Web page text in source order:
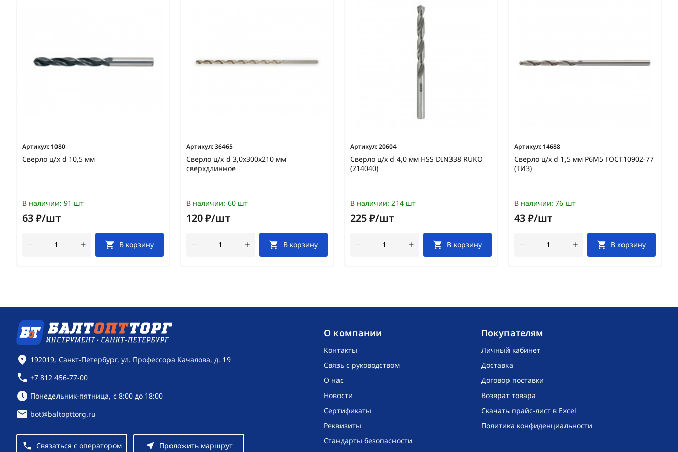
Артикул: 1080
Сверло ц/х d 10,5 мм
В наличии: 91 шт
63 ₽/шт
В корзину
Артикул:36465
Сверло ц/х d 3,0х300х210 мм
сверхдлинное
В наличии: 60 шт
120 ₽/шт
В корзину
Артикул:20604
Сверло ц/х d 4,0 мм HSS DIN338 RUKO
(214040)
В наличии: 214 шт
225 ₽/шт
В корзину
Артикул: 14688
Сверло ц/х d 1,5 мм Р6М5 ГОСТ10902-77
(ТИЗ)
В наличии: 76 шт
43 ₽/шт
В корзину
O компании
Контакты
Связь с руководством
О нас
Новости
Сертификаты
Реквизиты
Стандарты безопасности
Покупателям
Личный кабинет
Доставка
Договор поставки
Возврат товара
Скачать прайс-лист в Excel
Политика конфиденциальности
Контактная информация
192019, Санкт-Петербург, ул. Профессора Качалова, д. 19
+7 812 456-77-00
Режим работы:
Понедельник-пятница, с 8:00 до 18:00
bot@baltopttorg.ru
Связаться с оператором Проложить маршрут